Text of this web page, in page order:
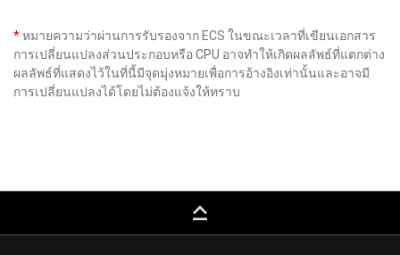
*หมายความว่าผ่านการรับรองจาก ECS ในขณะเวลาที่เขียนเอกสาร
การเปลี่ยนแปลงส่วนประกอบหรือ CPU อาจทำให้เกิดผลลัพธ์ที่แตกต่าง
ผลลัพธ์ที่แสดงไว้ในที่นี้มีจุดมุ่งหมายเพื่อการอ้างอิงเท่านั้นและอาจมี
การเปลี่ยนแปลงได้โดยไม่ต้องแจ้งให้ทราบ
keyboard_capslock